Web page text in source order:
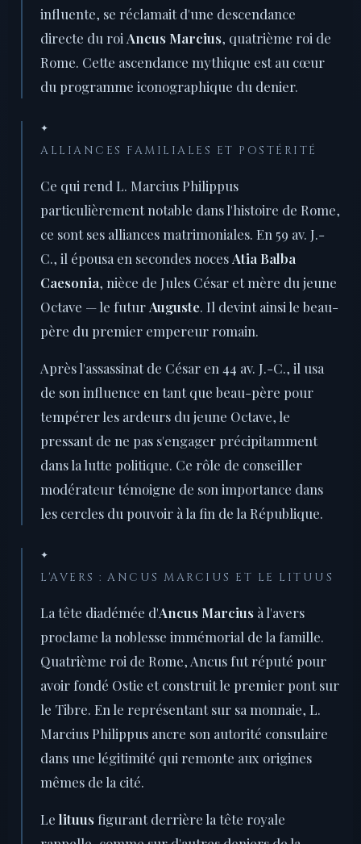
influente, se réclamait d'une descendance
directe du roi Ancus Marcius, quatrième roi de
Rome. Cette ascendance mythique est au cœur
du programme iconographique du denier.
✦
ALLIANCES FAMILIALES ET POSTÉRITÉ
Ce qui rend L. Marcius Philippus
particulièrement notable dans l'histoire de Rome,
ce sont ses alliances matrimoniales. En 59 av. J.-
C., il épousa en secondes noces Atia Balba
Caesonia, nièce de Jules César et mère du jeune
Octave — le futur Auguste. Il devint ainsi le beau-
père du premier empereur romain.
Après l'assassinat de César en 44 av. J.-C., il usa
de son influence en tant que beau-père pour
tempérer les ardeurs du jeune Octave, le
pressant de ne pas s'engager précipitamment
dans la lutte politique. Ce rôle de conseiller
modérateur témoigne de son importance dans
les cercles du pouvoir à la fin de la République.
✦
L'AVERS : ANCUS MARCIUS ET LE LITUUS
La tête diadémée d'Ancus Marcius à l'avers
proclame la noblesse immémorial de la famille.
Quatrième roi de Rome, Ancus fut réputé pour
avoir fondé Ostie et construit le premier pont sur
le Tibre. En le représentant sur sa monnaie, L.
Marcius Philippus ancre son autorité consulaire
dans une légitimité qui remonte aux origines
mêmes de la cité.
Le lituus figurant derrière la tête royale